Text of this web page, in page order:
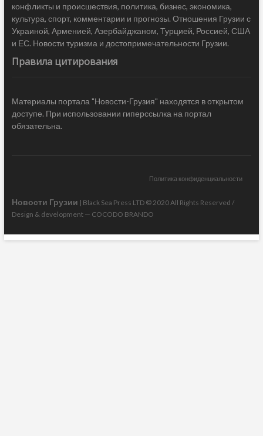
конфликты и происшествия, политика, бизнес, экономика,
культура, спорт, комментарии и прогнозы. Отношения Грузии с
Украиной, Арменией, Азербайджаном, Турцией, Россией, США
и ЕС. Новости туризма и достопримечательности Грузии.
Правила цитирования
Материалы портала "Новости-Грузия" находятся в открытом
доступе. При использовании гиперссылка на портал
обязательна.
Политика конфиденциальности
Новости Грузии | Black Sea Press LTD © 2020 All Rights Reserved /
Design & development — COCODO BRANDO